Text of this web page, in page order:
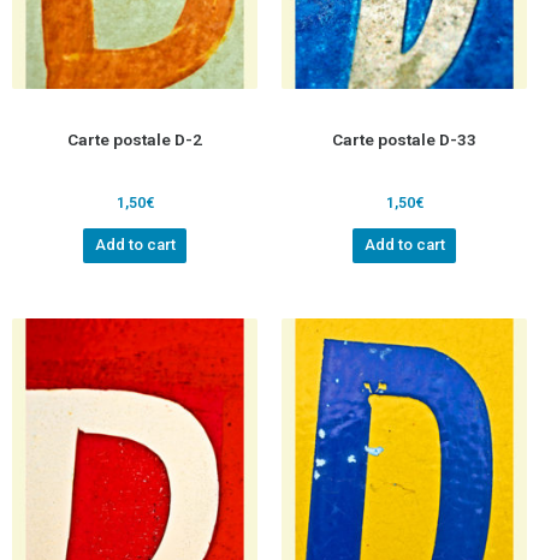
Carte postale D-2
1,50€
Add to cart
Carte postale D-33
1,50€
Add to cart